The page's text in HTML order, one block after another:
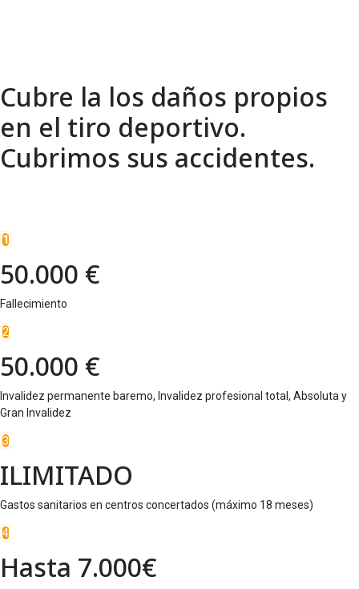
Cubre la los daños propios
en el tiro deportivo.
Cubrimos sus accidentes.
1
50.000 €
Fallecimiento
2
50.000 €
Invalidez permanente baremo, Invalidez profesional total, Absoluta y
Gran Invalidez
3
ILIMITADO
Gastos sanitarios en centros concertados (máximo 18 meses)
4
Hasta 7.000€